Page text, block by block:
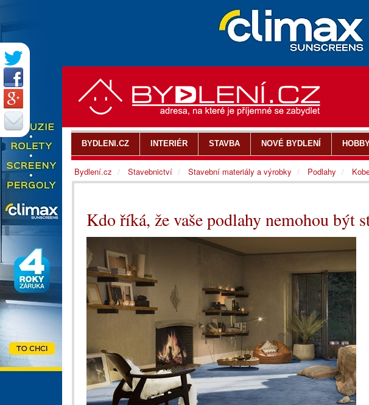
Kdo říká, že vaše podlahy nemohou být
BYDLENI.CZ INTERIÉR STAVBA NOVÉ BYDLENÍ
Bydlení.cz Stavebnictví Stavební materiály a výrobky Podlahy